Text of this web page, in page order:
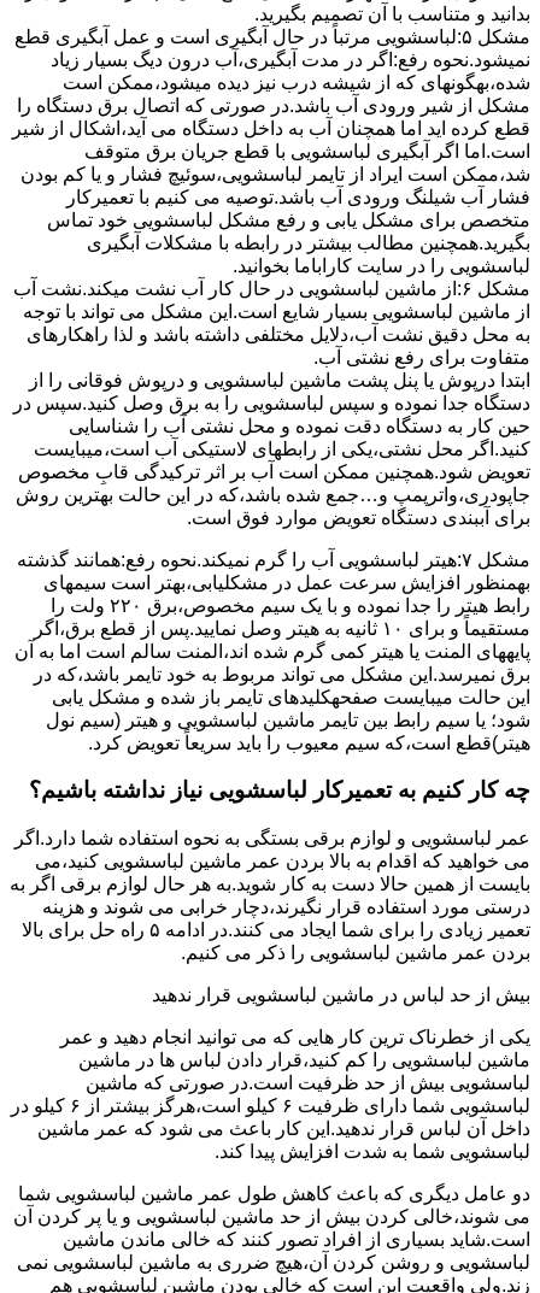
بدانید و متناسب با آن تصمیم بگیرید.
مشکل ۵:لباسشویی مرتباً در ﺣﺎل آﺑﮕﯿﺮی اﺳﺖ و ﻋﻤﻞ آﺑﮕﯿﺮی ﻗﻄﻊ
نمیشود.نحوه رﻓﻊ:اﮔﺮ در ﻣﺪت آﺑﮕﯿﺮی،آب درون دﯾﮓ ﺑﺴﯿﺎر زﯾﺎد
ﺷﺪه،بهگونهای ﮐﻪ از ﺷﯿﺸﻪ درب ﻧﯿﺰ دﯾﺪه میشود،ممکن است
مشکل از شیر ورودی آب باشد.در صورتی که اتصال برق دستگاه را
قطع کرده اید اما همچنان آب به داخل دستگاه می آید،اشکال از شیر
است.اما اگر آبگیری لباسشویی با قطع جریان برق متوقف
شد،ممکن است ایراد از تایمر لباسشویی،سوئیچ فشار و یا کم بودن
فشار آب شیلنگ ورودی آب باشد.توصیه می کنیم با تعمیرکار
متخصص برای مشکل یابی و رفع مشکل لباسشویی خود تماس
بگیرید.همچنین مطالب بیشتر در رابطه با مشکلات آبگیری
لباسشویی را در سایت کاراباما بخوانید.
مشکل ۶:از ﻣﺎﺷﯿﻦ لباسشویی در ﺣﺎل ﮐﺎر آب ﻧﺸﺖ میکند.نشت آب
از ماشین لباسشویی بسیار شایع است.این مشکل می تواند با توجه
به محل دقیق نشت آب،دلایل مختلفی داشته باشد و لذا راهکارهای
متفاوت برای رفع نشتی آب.
ابتدا درپوش یا پنل ﭘﺸﺖ ﻣﺎﺷﯿﻦ لباسشویی و درپوش ﻓﻮﻗﺎﻧﯽ را از
دستگاه ﺟﺪا ﻧﻤﻮده و ﺳﭙﺲ لباسشویی را ﺑﻪ ﺑﺮق وصل ﮐﻨﯿﺪ.سپس در
حین کار به دستگاه دقت نموده و ﻣﺤﻞ نشتی آب را ﺷﻨﺎﺳﺎﯾﯽ
کنید.اﮔﺮ ﻣﺤﻞ نشتی،ﯾﮑﯽ از رابطهای ﻻﺳﺘﯿﮑﯽ آب اﺳﺖ،میبایست
ﺗﻌﻮﯾﺾ شود.همچنین ﻣﻤﮑﻦ اﺳﺖ آب بر اثر ﺗﺮﮐﯿﺪﮔﯽ قابِ ﻣﺨﺼﻮص
ﺟﺎﭘﻮدری،واترپمپ و…جمع شده ﺑﺎﺷﺪ،ﮐﻪ در این حالت بهترین روش
برای آببندی دستگاه ﺗﻌﻮﯾﺾ ﻣﻮارد ﻓﻮق اﺳﺖ.
مشکل ۷:ﻫﯿﺘﺮ لباسشویی آب را ﮔﺮم نمیکند.نحوه رﻓﻊ:ﻫﻤﺎﻧﻨﺪ ﮔﺬﺷﺘﻪ
بهمنظور اﻓﺰاﯾﺶ ﺳﺮﻋﺖ ﻋﻤﻞ در مشکلیابی،بهتر است سیمهای
راﺑﻂ ﻫﯿﺘﺮ را ﺟﺪا ﻧﻤﻮده و ﺑﺎ ﯾﮏ ﺳﯿﻢ ﻣﺨﺼﻮص،برق ۲۲۰ ولت را
مستقیماً و برای ۱۰ ﺛﺎﻧﯿﻪ ﺑﻪ ﻫﯿﺘﺮ وصل نمایید.ﭘﺲ از ﻗﻄﻊ ﺑﺮق،اﮔﺮ
پایههای اﻟﻤﻨﺖ یا هیتر کمی ﮔﺮم ﺷﺪه اند،اﻟﻤﻨﺖ ﺳﺎﻟﻢ است اما ﺑﻪ آن
ﺑﺮق نمیرسد.اﯾﻦ ﻣﺸﮑﻞ می تواند مربوط به ﺧﻮد ﺗﺎﯾﻤﺮ باشد،ﮐﻪ در
این حالت میبایست صفحهکلیدهای ﺗﺎﯾﻤﺮ باز شده و مشکل یابی
شود؛ ﯾﺎ ﺳﯿﻢ راﺑﻂ ﺑﯿﻦ ﺗﺎﯾﻤﺮ ماشین لباسشویی و ﻫﯿﺘﺮ (سیم ﻧﻮل
ﻫﯿﺘﺮ)ﻗﻄﻊ اﺳﺖ،ﮐﻪ ﺳﯿﻢ ﻣﻌﯿﻮب را ﺑﺎﯾﺪ سریعاً ﺗﻌﻮﯾﺾ کرد.
چه کار کنیم به تعمیرکار لباسشویی نیاز نداشته باشیم؟
عمر لباسشویی و لوازم برقی بستگی به نحوه استفاده شما دارد.اگر
می خواهید که اقدام به بالا بردن عمر ماشین لباسشویی کنید،می
بایست از همین حالا دست به کار شوید.به هر حال لوازم برقی اگر به
درستی مورد استفاده قرار نگیرند،دچار خرابی می شوند و هزینه
تعمیر زیادی را برای شما ایجاد می کنند.در ادامه ۵ راه حل برای بالا
بردن عمر ماشین لباسشویی را ذکر می کنیم.
بیش از حد لباس در ماشین لباسشویی قرار ندهید
یکی از خطرناک ترین کار هایی که می توانید انجام دهید و عمر
ماشین لباسشویی را کم کنید،قرار دادن لباس ها در ماشین
لباسشویی بیش از حد ظرفیت است.در صورتی که ماشین
لباسشویی شما دارای ظرفیت ۶ کیلو است،هرگز بیشتر از ۶ کیلو در
داخل آن لباس قرار ندهید.این کار باعث می شود که عمر ماشین
لباسشویی شما به شدت افزایش پیدا کند.
دو عامل دیگری که باعث کاهش طول عمر ماشین لباسشویی شما
می شوند،خالی کردن بیش از حد ماشین لباسشویی و یا پر کردن آن
است.شاید بسیاری از افراد تصور کنند که خالی ماندن ماشین
لباسشویی و روشن کردن آن،هیچ ضرری به ماشین لباسشویی نمی
زند.ولی واقعیت این است که خالی بودن ماشین لباسشویی هم